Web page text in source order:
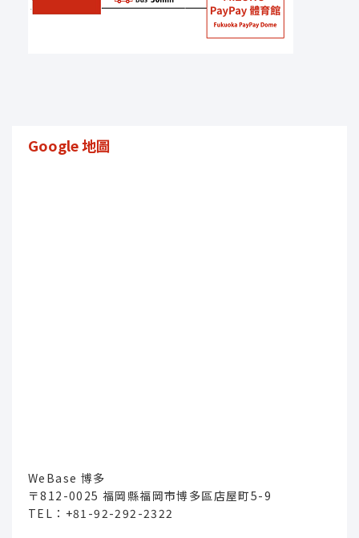
Google 地圖
WeBase 博多
〒812-0025 福岡縣福岡市博多區店屋町5-9
TEL： +81-92-292-2322